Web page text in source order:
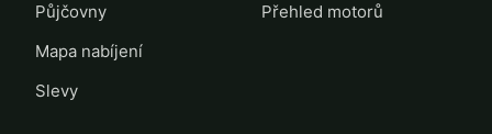
Půjčovny
Mapa nabíjení
Slevy
Přehled motorů